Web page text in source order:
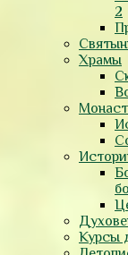
2
Храмы
Курсы